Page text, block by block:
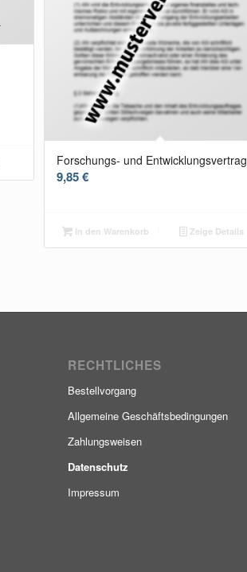
Forschungs- und Entwicklungsvertrag
9,85€
In den Warenkorb Zeige Details
RECHTLICHES
Bestellvorgang
Allgemeine Geschäftsbedingungen
Zahlungsweisen
Datenschutz
Impressum